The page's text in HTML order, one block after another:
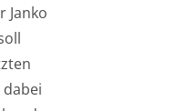
Janko
dabei